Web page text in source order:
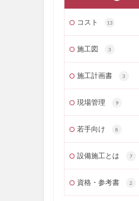
コスト 13
施工図 3
施工計画書 3
現場管理 9
若手向け 8
設備施工とは 7
資格・参考書 2